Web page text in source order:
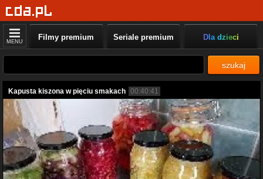
MENU Filmy premium Seriale premium Dla dzieci
szukaj
Kapusta kiszona w pięciu smakach 00:40:41